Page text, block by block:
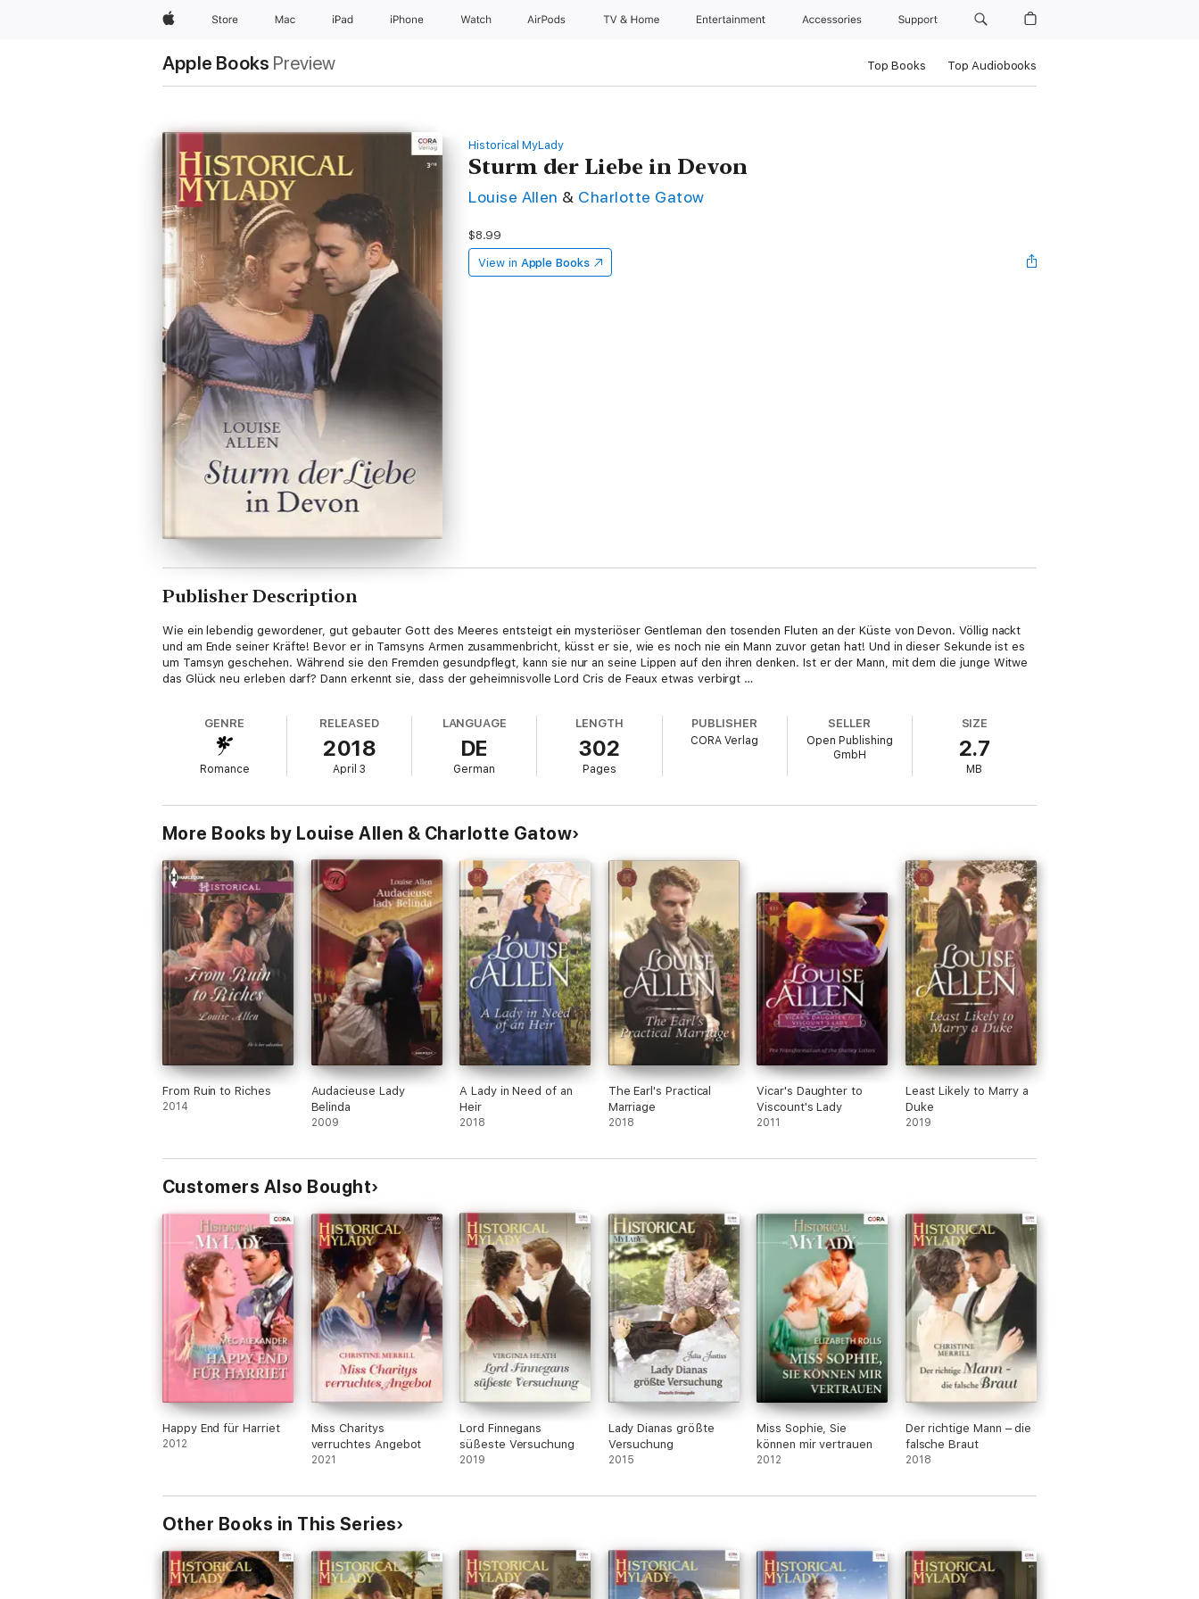
AppleStore Mac iPad iPhone Watch AirPods TV & Home Entertainment Accessories Support
Apple Books Preview Top Books Top Audiobooks
Historical MyLady
Sturm der Liebe in Devon
Louise Allen & Charlotte Gatow
$8.99
View in Apple Books
Publisher Description
Wie ein lebendig gewordener, gut gebauter Gott des Meeres entsteigt ein mysteriöser Gentleman den tosenden Fluten an der Küste von Devon. Völlig nackt
und am Ende seiner Kräfte! Bevor er in Tamsyns Armen zusammenbricht, küsst er sie, wie es noch nie ein Mann zuvor getan hat! Und in dieser Sekunde ist es
um Tamsyn geschehen. Während sie den Fremden gesundpflegt, kann sie nur an seine Lippen auf den ihren denken. Ist er der Mann, mit dem die junge Witwe
das Glück neu erleben darf? Dann erkennt sie, dass der geheimnisvolle Lord Cris de Feaux etwas verbirgt …
GENRE
Romance
RELEASED
2018
April 3
LANGUAGE
DE
German
LENGTH
302
Pages
PUBLISHER
CORA Verlag
SELLER
Open Publishing
GmbH
SIZE
2.7
MB
More Books by Louise Allen & Charlotte Gatow
From Ruin to Riches
2014
Audacieuse Lady
Belinda
2009
A Lady in Need of an
Heir
2018
The Earl's Practical
Marriage
2018
Vicar's Daughter to
Viscount's Lady
2011
Least Likely to Marry a
Duke
2019
Customers Also Bought
Happy End für Harriet
2012
Miss Charitys
verruchtes Angebot
2021
Lord Finnegans
süßeste Versuchung
2019
Lady Dianas größte
Versuchung
2015
Miss Sophie, Sie
können mir vertrauen
2012
Der richtige Mann – die
falsche Braut
2018
Other Books in This Series